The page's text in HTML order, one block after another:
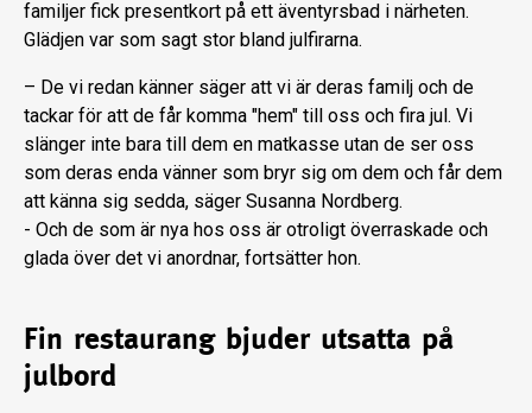
familjer fick presentkort på ett äventyrsbad i närheten.
Glädjen var som sagt stor bland julfirarna.
– De vi redan känner säger att vi är deras familj och de
tackar för att de får komma "hem" till oss och fira jul. Vi
slänger inte bara till dem en matkasse utan de ser oss
som deras enda vänner som bryr sig om dem och får dem
att känna sig sedda, säger Susanna Nordberg.
- Och de som är nya hos oss är otroligt överraskade och
glada över det vi anordnar, fortsätter hon.
Fin restaurang bjuder utsatta på
julbord